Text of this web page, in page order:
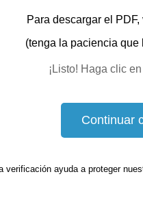
Para descargar el
(tenga la paciencia que
¡Listo! Haga clic
Continuar
verificación ayuda a proteger